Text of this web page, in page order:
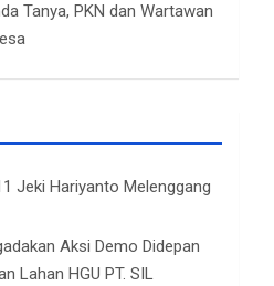
Tanya, PKN dan Wartawan
Jeki Hariyanto Melenggang
Aksi Demo Didepan
Lahan HGU PT. SIL